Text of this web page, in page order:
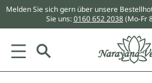
springen
Melden Sie sich gern über unsere
Sie uns:0160 652 2038 (Mo-Fr